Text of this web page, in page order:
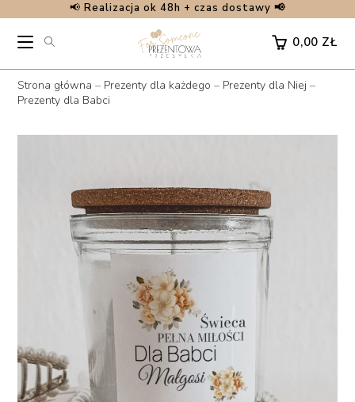
content
📢 Realizacja ok 48h + czas dostawy 📢
0,00 ZŁ
Strona główna – Prezenty dla każdego – Prezenty dla Niej –
Prezenty dla Babci